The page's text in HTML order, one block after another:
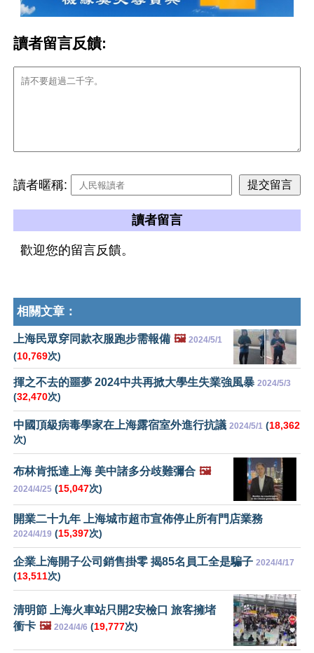
讀者留言反饋:
讀者暱稱:
讀者留言
歡迎您的留言反饋。
相關文章：
上海民眾穿同款衣服跑步需報備 🖼️ 2024/5/1
(10,769次)
揮之不去的噩夢 2024中共再掀大學生失業強風暴 2024/5/3
(32,470次)
中國頂級病毒學家在上海露宿室外進行抗議 2024/5/1 (18,362
次)
布林肯抵達上海 美中諸多分歧難彌合 🖼️
2024/4/25 (15,047次)
開業二十九年 上海城市超市宣佈停止所有門店業務
2024/4/19 (15,397次)
企業上海開子公司銷售掛零 揭85名員工全是騙子 2024/4/17
(13,511次)
清明節 上海火車站只開2安檢口 旅客擁堵
衝卡 🖼️ 2024/4/6 (19,777次)